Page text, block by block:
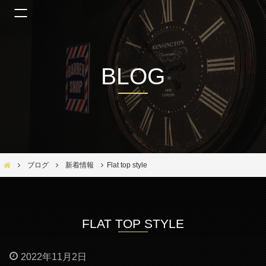
BLOG
Bar Ber Shop REGALO【バーバーショップ レガロ】- 大阪・福島区の美容室
ブログ 新着情報 Flat top style
FLAT TOP STYLE
2022年11月2日